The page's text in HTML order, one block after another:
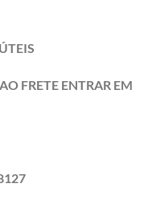
FRETE ENTRAR EM